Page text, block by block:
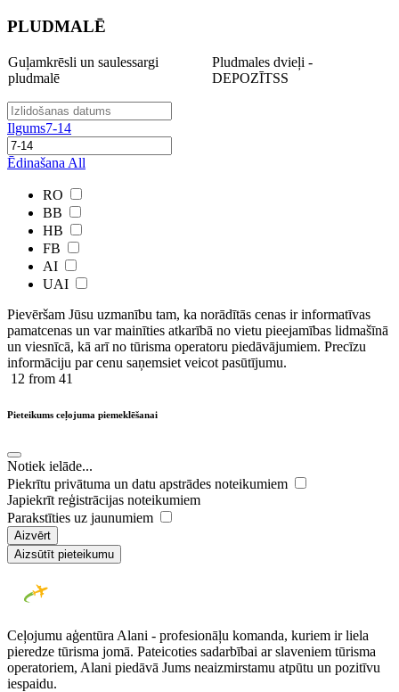
PLUDMALĒ
Guļamkrēsli un saulessargi
pludmalē
Pludmales dvieļi -
DEPOZĪTSS
Ilgums7-14
Ēdinašana All
RO
BB
HB
FB
AI
UAI
Pievēršam Jūsu uzmanību tam, ka norādītās cenas ir ​informatīvas ​
pamatcenas un var mainīties atkarībā ​no ​vietu pieejamības lidmašīnā
un viesnīcā, kā arī no tūrisma operatoru piedāvājumiem. Precīzu
informāciju par cenu saņemsiet veicot pasūtījumu.
12 from 41
Pieteikums ceļojuma piemeklēšanai
Notiek ielāde...
Piekrītu privātuma un datu apstrādes noteikumiem
Japiekrīt reģistrācijas noteikumiem
Parakstīties uz jaunumiem
Aizvērt
Aizsūtīt pieteikumu
Ceļojumu aģentūra Alani - profesionāļu komanda, kuriem ir liela
pieredze tūrisma jomā. Pateicoties sadarbībai ar slaveniem tūrisma
operatoriem, Alani piedāvā Jums neaizmirstamu atpūtu un pozitīvu
iespaidu.